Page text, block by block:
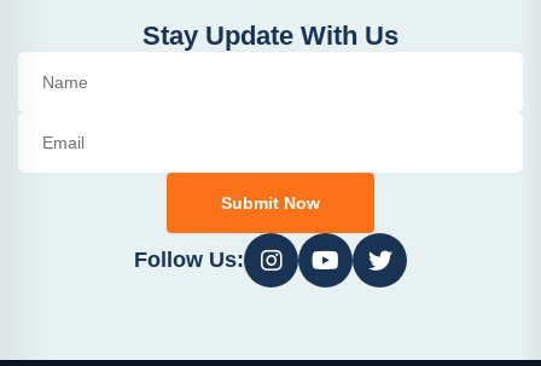
Stay Update With Us
Submit Now
Follow Us: